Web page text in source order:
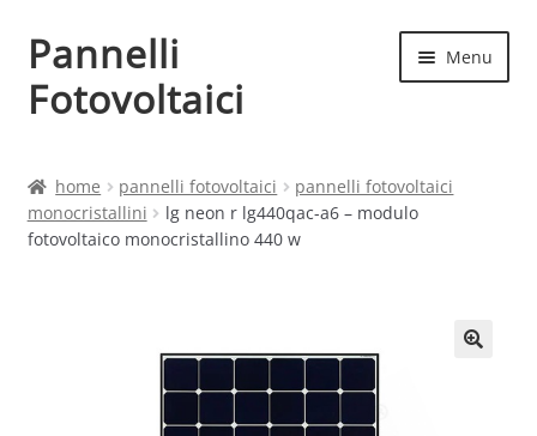
Vai
alla
navigazione
Vai
al
contenuto
Pannelli
Fotovoltaici
Menu
Cart
home pannelli fotovoltaici
pannelli fotovoltaici
monocristallini
lg neon r lg440qac-a6 – modulo
fotovoltaico monocristallino 440 w